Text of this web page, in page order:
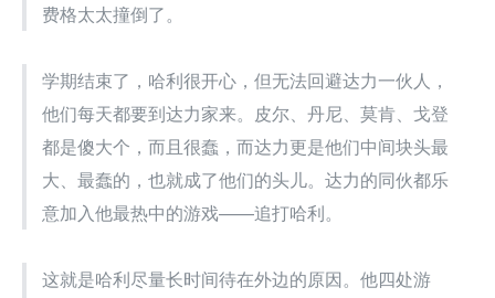
费格太太撞倒了。
学期结束了，哈利很开心，但无法回避达力一伙人，
他们每天都要到达力家来。皮尔、丹尼、莫肯、戈登
都是傻大个，而且很蠢，而达力更是他们中间块头最
大、最蠢的，也就成了他们的头儿。达力的同伙都乐
意加入他最热中的游戏——追打哈利。
这就是哈利尽量长时间待在外边的原因。他四处游